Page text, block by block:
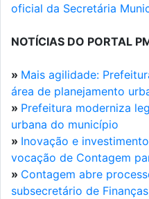
oficial da Secretária
NOTÍCIAS DO PORTAL
» Mais agilidade:
área de planejamento
» Prefeitura moderniza
urbana do município
» Inovação e
vocação de Contagem
» Contagem abre
subsecretário de